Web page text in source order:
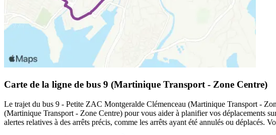
Carte de la ligne de bus 9 (Martinique Transport - Zone Centre)
Le trajet du bus 9 - Petite ZAC Montgeralde Clémenceau (Martinique Transport -
(Martinique Transport - Zone Centre) pour vous aider à planifier vos déplacements
alertes relatives à des arrêts précis, comme les arrêts ayant été annulés ou déplacés.